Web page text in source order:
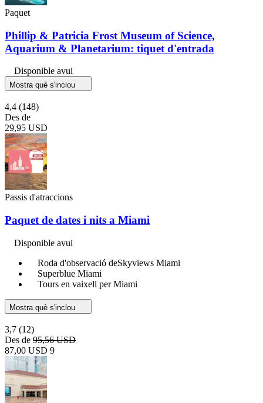
Paquet
Phillip & Patricia Frost Museum of Science,
Aquarium & Planetarium: tiquet d'entrada
Disponible avui
Mostra què s'inclou
4,4 (148)
Des de
29,95 USD
Passis d'atraccions
Paquet de dates i nits a Miami
Disponible avui
Roda d'observació deSkyviews Miami
Superblue Miami
Tours en vaixell per Miami
Mostra què s'inclou
3,7 (12)
Des de 95,56 USD
87,00 USD 9